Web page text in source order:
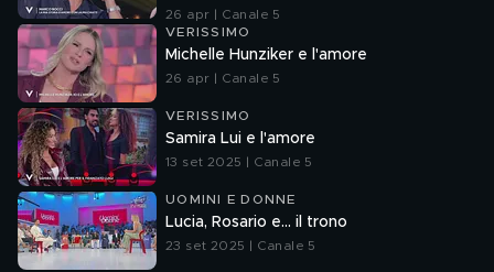
26 apr | Canale 5
VERISSIMO
Michelle Hunziker e l'amore
26 apr | Canale 5
VERISSIMO
Samira Lui e l'amore
13 set 2025 | Canale 5
UOMINI E DONNE
Lucia, Rosario e... il trono
23 set 2025 | Canale 5